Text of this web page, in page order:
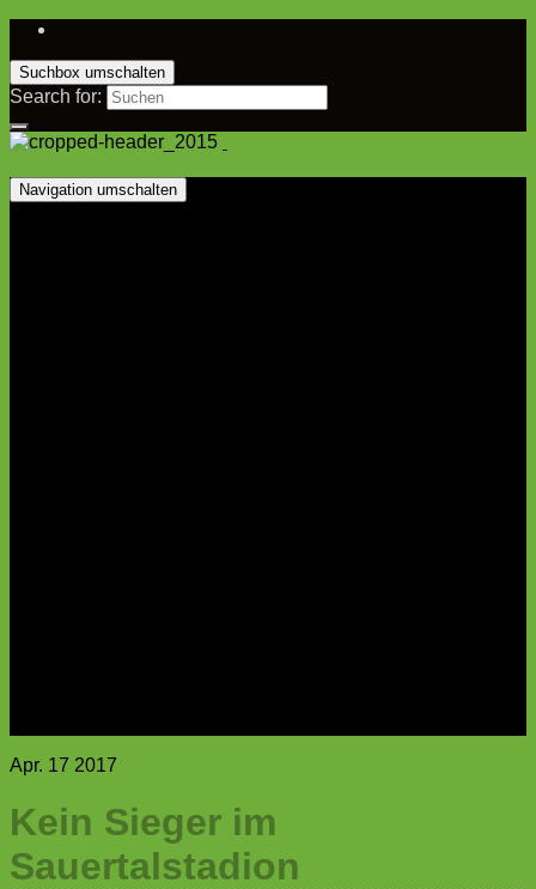
Suchbox umschalten
Search for:
Navigation umschalten
Apr. 17 2017
Kein Sieger im
Sauertalstadion